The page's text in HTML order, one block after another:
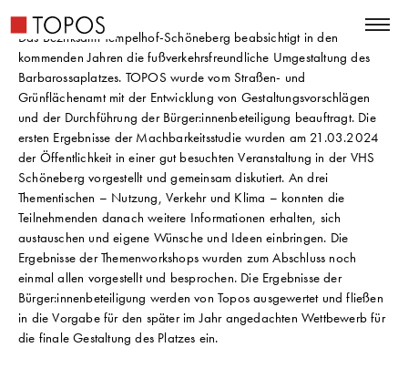
Das Bezirksamt Tempelhof-Schöneberg beabsichtigt in den
kommenden Jahren die fußverkehrsfreundliche Umgestaltung des
Barbarossaplatzes. TOPOS wurde vom Straßen- und
Grünflächenamt mit der Entwicklung von Gestaltungsvorschlägen
und der Durchführung der Bürger:innenbeteiligung beauftragt. Die
ersten Ergebnisse der Machbarkeitsstudie wurden am 21.03.2024
der Öffentlichkeit in einer gut besuchten Veranstaltung in der VHS
Schöneberg vorgestellt und gemeinsam diskutiert. An drei
Thementischen – Nutzung, Verkehr und Klima – konnten die
Teilnehmenden danach weitere Informationen erhalten, sich
austauschen und eigene Wünsche und Ideen einbringen. Die
Ergebnisse der Themenworkshops wurden zum Abschluss noch
einmal allen vorgestellt und besprochen. Die Ergebnisse der
Bürger:innenbeteiligung werden von Topos ausgewertet und fließen
in die Vorgabe für den später im Jahr angedachten Wettbewerb für
die finale Gestaltung des Platzes ein.